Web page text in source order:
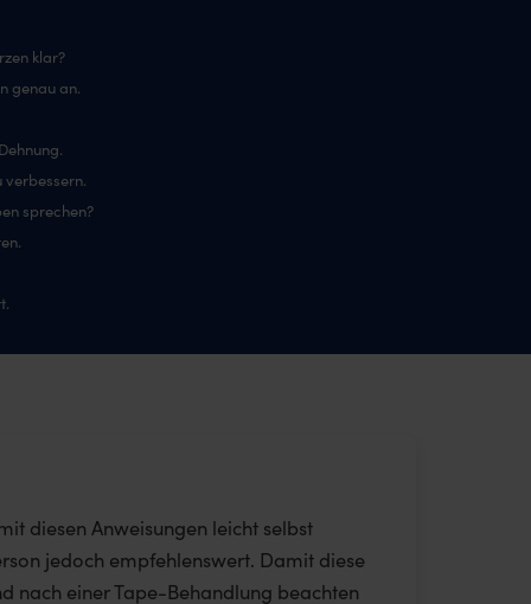
klar?
genau an.
verbessern.
sprechen?
diesen Anweisungen leicht selbst
jedoch empfehlenswert. Damit diese
nach einer Tape-Behandlung beachten